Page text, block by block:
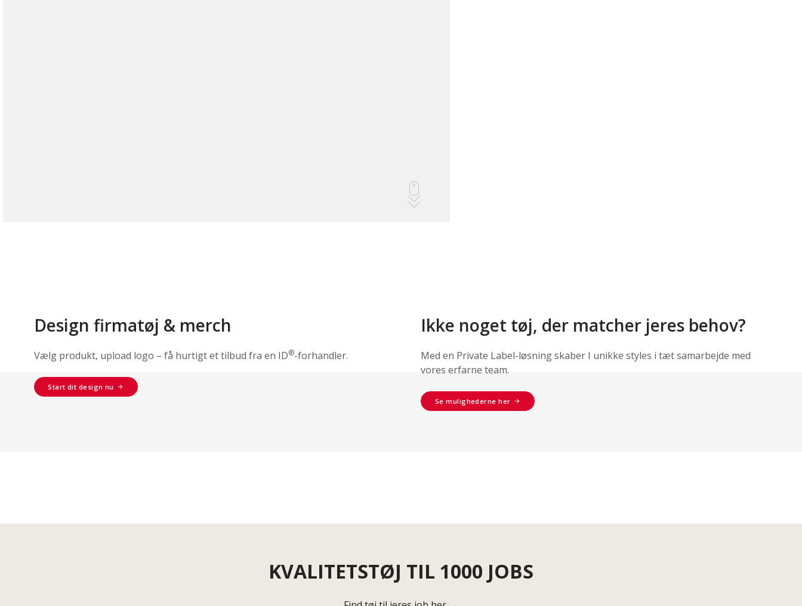
Design firmatøj & merch
Vælg produkt, upload logo – få hurtigt et tilbud fra en ID®-forhandler.
Start dit design nu
Ikke noget tøj, der matcher jeres behov?
Med en Private Label-løsning skaber I unikke styles i tæt samarbejde med
vores erfarne team.
Se mulighederne her
KVALITETSTØJ TIL 1000 JOBS